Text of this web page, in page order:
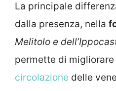
La principale
dalla presenza, nella
Melitolo e
permette di
circolazione delle